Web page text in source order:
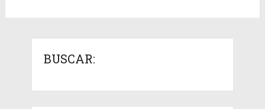
BUSCAR: